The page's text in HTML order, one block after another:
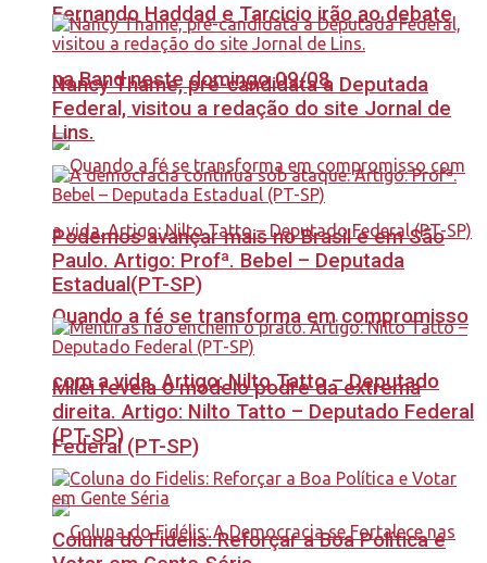
Fernando Haddad e Tarcicio irão ao debate
na Band neste domingo 09/08
Quando a fé se transforma em compromisso
com a vida. Artigo: Nilto Tatto – Deputado
Federal (PT-SP)
Nancy Thame, pré-candidata a Deputada
Federal, visitou a redação do site Jornal de
Lins.
Podemos avançar mais no Brasil e em São
Paulo. Artigo: Profª. Bebel – Deputada
Estadual(PT-SP)
Milei revela o modelo podre da extrema
direita. Artigo: Nilto Tatto – Deputado Federal
(PT-SP)
Coluna do Fidelis: Reforçar a Boa Política e